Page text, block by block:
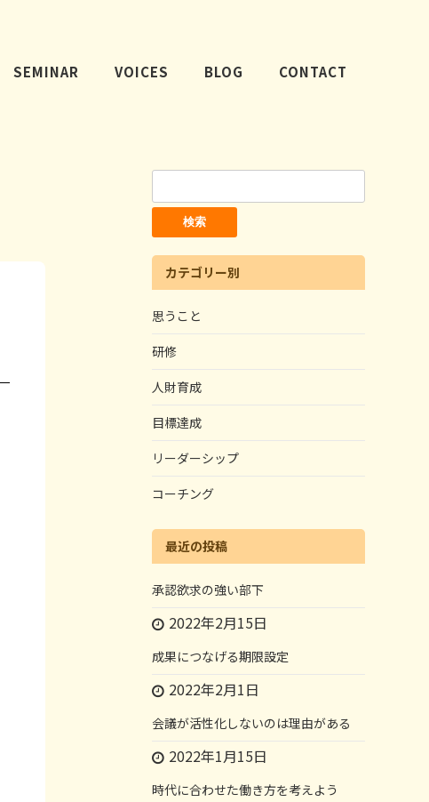
SEMINAR VOICES BLOG CONTACT
索:
カテゴリー別
思うこと
研修
人財育成
目標達成
リーダーシップ
コーチング
最近の投稿
承認欲求の強い部下
2022年2月15日
成果につなげる期限設定
2022年2月1日
会議が活性化しないのは理由がある
2022年1月15日
時代に合わせた働き方を考えよう